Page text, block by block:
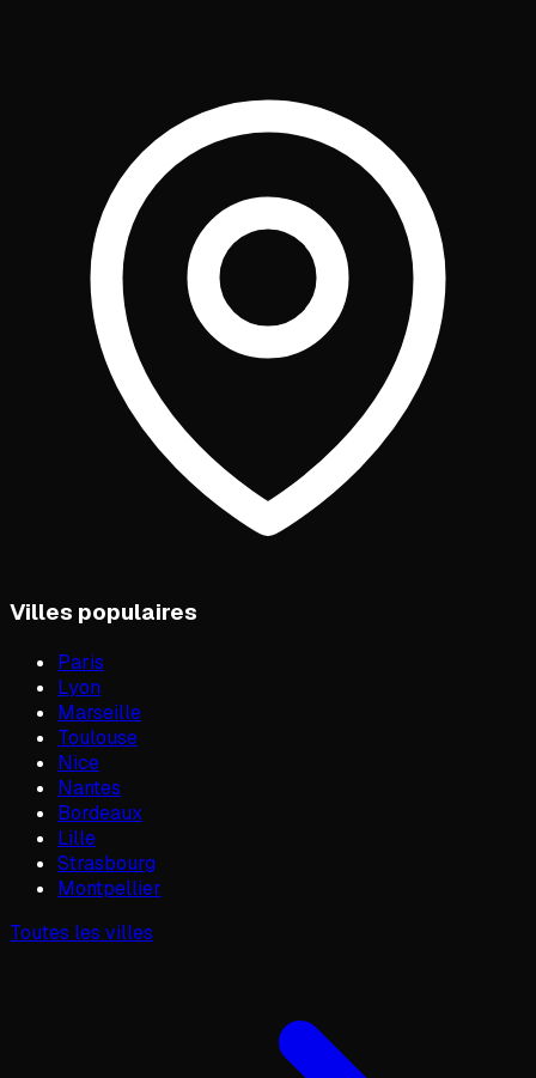
Villes populaires
Paris
Lyon
Marseille
Toulouse
Nice
Nantes
Bordeaux
Lille
Strasbourg
Montpellier
Toutes les villes